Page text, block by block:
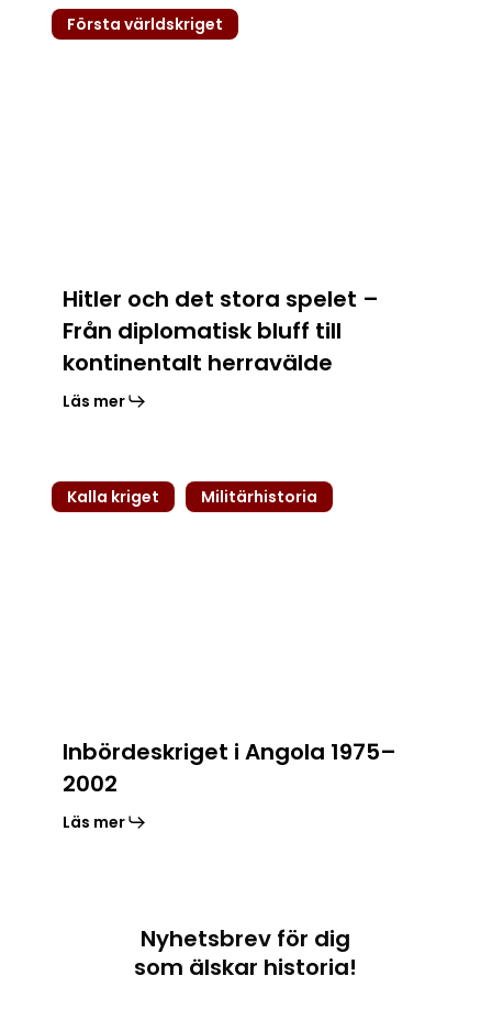
det
stora
Första världskriget
Hitler och det stora spelet –
Från diplomatisk bluff till
kontinentalt herravälde
Läs mer
Kalla kriget Militärhistoria
Inbördeskriget i Angola 1975–
2002
Läs mer
Nyhetsbrev för dig
som älskar historia!